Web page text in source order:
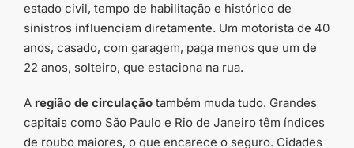
estado civil, tempo de habilitação e histórico de
sinistros influenciam diretamente. Um motorista de 40
anos, casado, com garagem, paga menos que um de
22 anos, solteiro, que estaciona na rua.
A região de circulação também muda tudo. Grandes
capitais como São Paulo e Rio de Janeiro têm índices
de roubo maiores, o que encarece o seguro. Cidades